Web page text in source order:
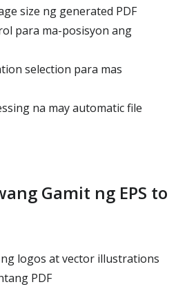
size ng generated PDF
para ma-posisyon ang
selection para mas
na may automatic file
Gamit ng EPS to
logos at vector illustrations
PDF